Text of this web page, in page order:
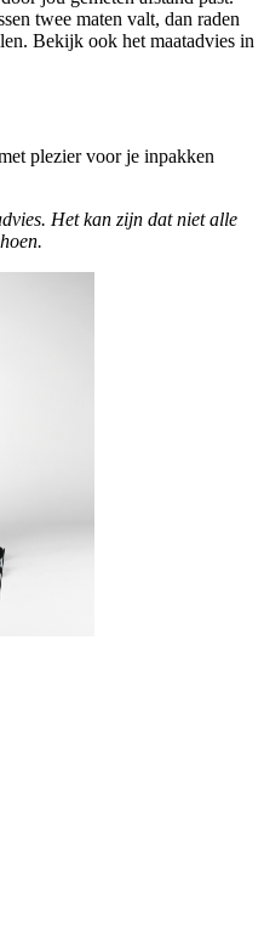
twee maten valt, dan raden
Bekijk ook het maatadvies in
plezier voor je inpakken
Het kan zijn dat niet alle